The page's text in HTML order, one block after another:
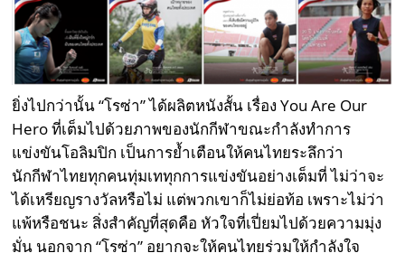
ยิ่งไปกว่านั้น “โรซ่า” ได้ผลิตหนังสั้น เรื่อง You Are Our
Hero ที่เต็มไปด้วยภาพของนักกีฬาขณะกำลังทำการ
แข่งขันโอลิมปิก เป็นการย้ำเตือนให้คนไทยระลึกว่า
นักกีฬาไทยทุกคนทุ่มเททุกการแข่งขันอย่างเต็มที่ ไม่ว่าจะ
ได้เหรียญรางวัลหรือไม่ แต่พวกเขาก็ไม่ย่อท้อ เพราะไม่ว่า
แพ้หรือชนะ สิ่งสำคัญที่สุดคือ หัวใจที่เปี่ยมไปด้วยความมุ่ง
มั่น นอกจาก “โรซ่า” อยากจะให้คนไทยร่วมให้กำลังใจ